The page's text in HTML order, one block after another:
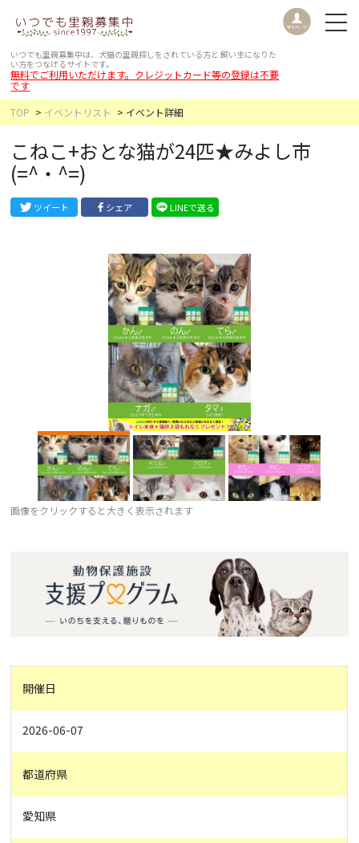
いつでも里親募集中は、犬猫の里親探しをされている方と 飼い主になりた
い方をつなげるサイトです。
無料でご利用いただけます。クレジットカード等の登録は不要
です
TOP
イベントリスト イベント詳細
こねこ+おとな猫が24匹★みよし市
(=^・^=)
ツイート シェア LINEで送る
画像をクリックすると大きく表示されます
開催日
2026-06-07
都道府県
愛知県